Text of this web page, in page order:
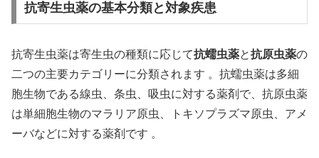
抗寄生虫薬の基本分類と対象疾患
抗寄生虫薬は寄生虫の種類に応じて抗蠕虫薬と抗原虫薬の
二つの主要カテゴリーに分類されます 。抗蠕虫薬は多細
胞生物である線虫、条虫、吸虫に対する薬剤で、抗原虫薬
は単細胞生物のマラリア原虫、トキソプラズマ原虫、アメ
ーバなどに対する薬剤です 。